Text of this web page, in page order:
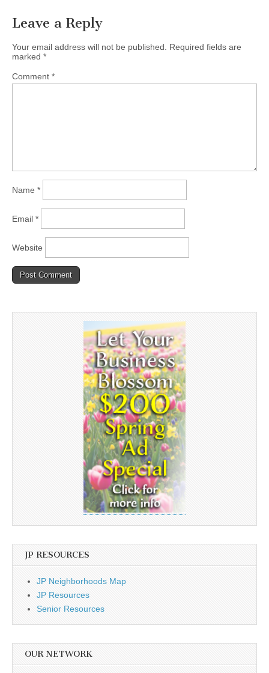
Leave a Reply
Your email address will not be published.
Required fields are
marked *
Comment *
Name *
Email *
Website
JP RESOURCES
JP Neighborhoods Map
JP Resources
Senior Resources
OUR NETWORK